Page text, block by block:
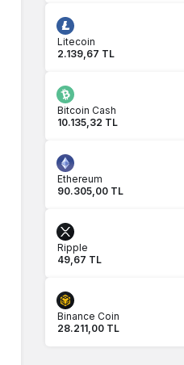
Litecoin
2.139,67 TL
Bitcoin Cash
10.135,32 TL
Ethereum
90.305,00 TL
Ripple
49,67 TL
Binance Coin
28.211,00 TL